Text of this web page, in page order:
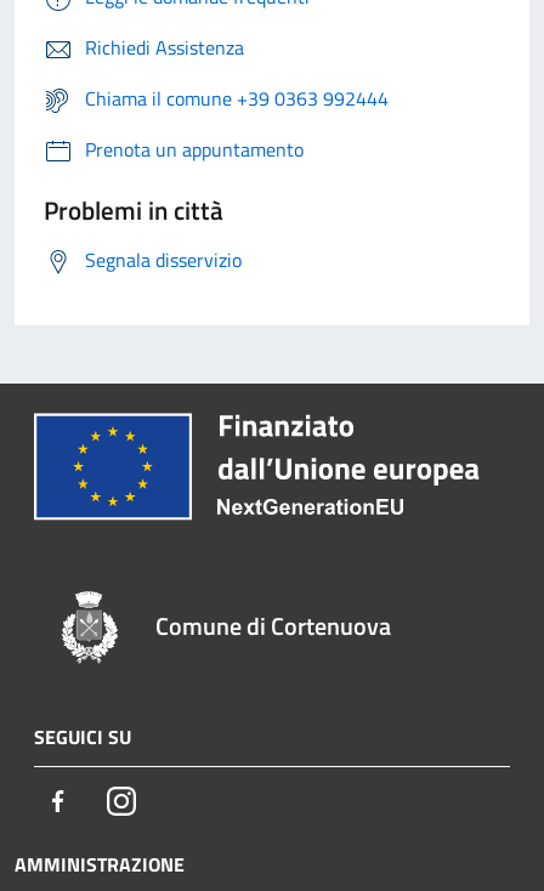
Richiedi Assistenza
Chiama il comune +39 0363 992444
Prenota un appuntamento
Problemi in città
Segnala disservizio
Comune di Cortenuova
SEGUICI SU
FacebookInstagram
AMMINISTRAZIONE